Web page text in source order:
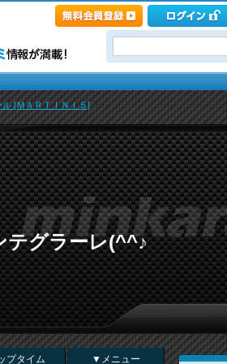
[ＭＡＲＴＩＮＩ５]
テグラーレ(^^♪
プタイム ▼メニュー